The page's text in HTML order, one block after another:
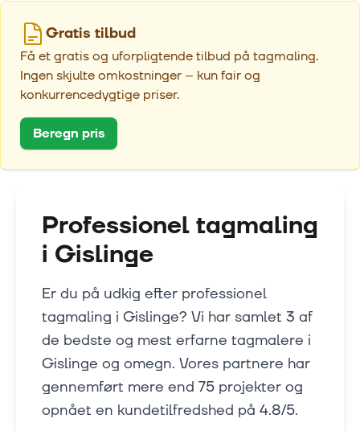
Gratis tilbud
Få et gratis og uforpligtende tilbud på tagmaling.
Ingen skjulte omkostninger – kun fair og
konkurrencedygtige priser.
Beregn pris
Professionel tagmaling
i Gislinge
Er du på udkig efter professionel
tagmaling i Gislinge? Vi har samlet 3 af
de bedste og mest erfarne tagmalere i
Gislinge og omegn. Vores partnere har
gennemført mere end 75 projekter og
opnået en kundetilfredshed på 4.8/5.